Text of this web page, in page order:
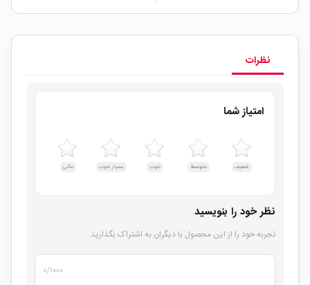
نظرات
امتیاز شما
ضعیف متوسط خوب بسیار خوب عالی
نظر خود را بنویسید
تجربه خود را از این محصول با دیگران به اشتراک بگذارید.
۰/۱۰۰۰